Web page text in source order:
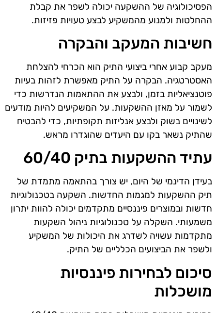
הפסיכולוגיה של ההשקעה יכולה לשפר את קבלת
ההחלטות ולמנוע מהמשקיע לבצע טעויות פזיזות.
חשיבות המעקב והבקרה
מעקב קבוע אחרי ביצועי התיק הוא הכרחי להצלחת
האסטרטגיה. הבקרה על התיק מאפשרת לזהות בעיות
פוטנציאליות בזמן, ולבצע את ההתאמות הנדרשות כדי
לשמור על מאזן ההשקעות. על המשקיעים להיות מודעים
לשינויים בשוק ולבצע אנליזות תקופתיות, כדי להבטיח
שהתיק נשאר בקו עם היעדים שהוגדרו מראש.
עתיד ההשקעות בתיק 60/40
בעידן הדינמי של היום, יש צורך בהתאמה מתמדת של
תיק ההשקעות למגמות החדשות. השקעה בטכנולוגיות
חדשות ובמוצרים פיננסיים מתקדמים יכולה להוות יתרון
משמעותי. השקלה על טכנולוגיות ניהול השקעות
מתקדמות עשויה לשדרג את היכולות של המשקיע
ולשפר את הביצועים הכלליים של התיק.
סיכום לבחירות פיננסיות
מושכלות